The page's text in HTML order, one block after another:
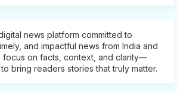
news platform committed to
and impactful news from India and
focus on facts, context, and clarity—
bring readers stories that truly matter.